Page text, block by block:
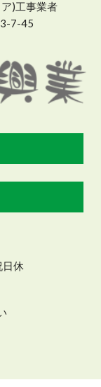
)工事業者
7-45
休